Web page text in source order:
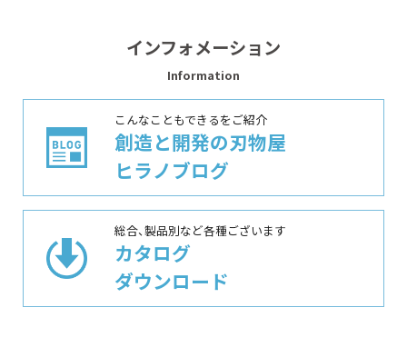
インフォメーション
Information
こんなこともできるをご紹介
創造と開発の刃物屋
ヒラノブログ
総合、製品別など各種ございます
カタログ
ダウンロード